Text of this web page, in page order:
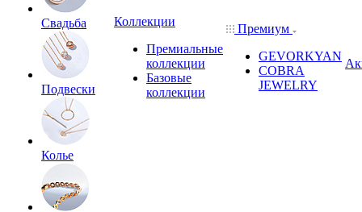
Свадьба
Подвески
Колье
Коллекции
Премиальные
коллекции
Базовые
коллекции
Премиум
GEVORKYAN
COBRA
JEWELRY